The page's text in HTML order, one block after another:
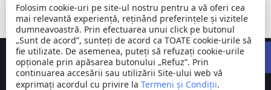
08:00 -
14:00
Comuna © Toate
Concept realizat deBig Media Relații Publice SRL
Folosim cookie-uri pe site-ul nostru pentru a vă oferi cea
mai relevantă experiență, reținând preferințele și vizitele
dumneavoastră. Prin efectuarea unui click pe butonul
„Sunt de acord”, sunteți de acord ca TOATE cookie-urile să
fie utilizate. De asemenea, puteți să refuzați cookie-urile
opționale prin apăsarea butonului „Refuz”. Prin
continuarea accesării sau utilizării Site-ului web vă
exprimați acordul cu privire la Termeni și Condiții.